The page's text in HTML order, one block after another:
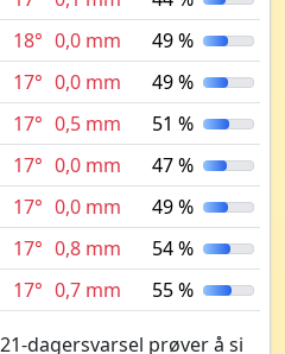
18° 0,0 mm
49 %
17° 0,0 mm
49 %
17° 0,5 mm
51 %
17° 0,0 mm
47 %
17° 0,0 mm
49 %
17° 0,8 mm
54 %
17° 0,7 mm 55 %
dagersvarsel prøver å si